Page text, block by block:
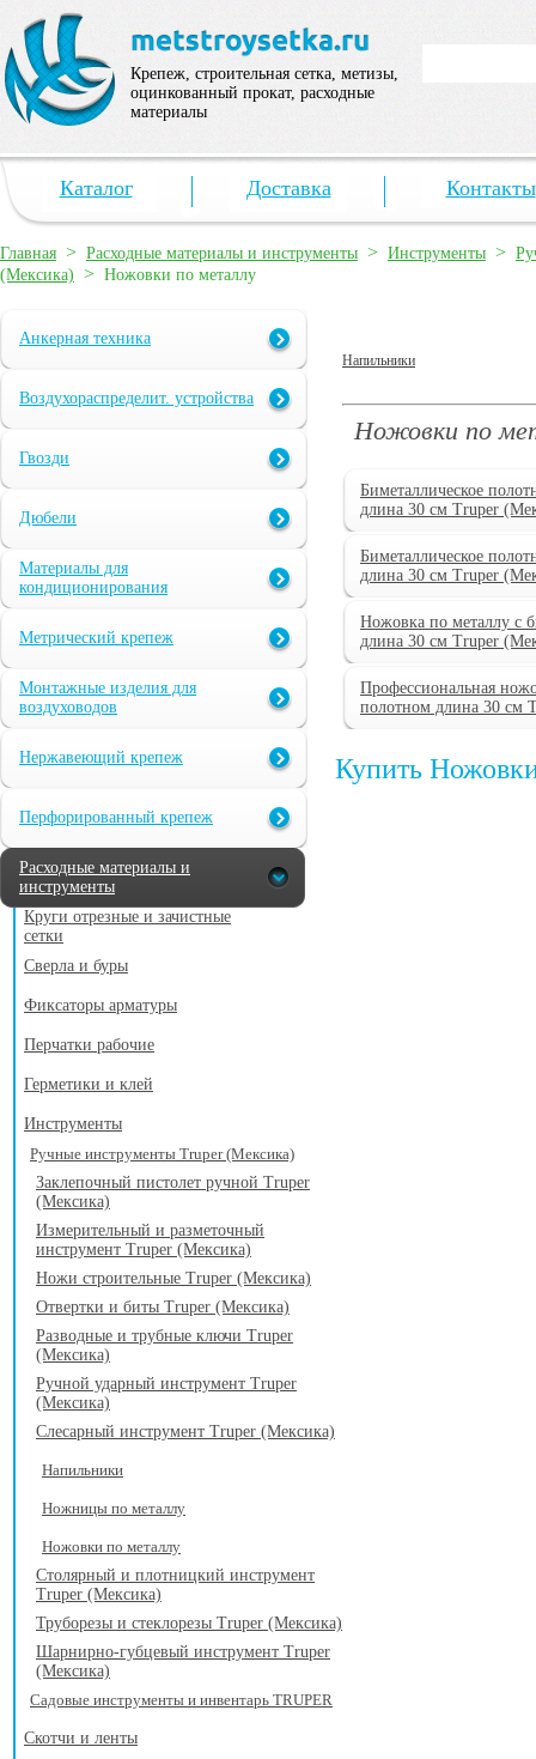
Крепеж, строительная сетка, метизы,
оцинкованный прокат, расходные
материалы
Каталог Доставка Контакты
Главная > Расходные материалы и инструменты > Инструменты >
(Мексика) > Ножовки по металлу
Анкерная техника
Воздухораспределит. устройства
Гвозди
Дюбели
Материалы для
кондиционирования
Метрический крепеж
Монтажные изделия для
воздуховодов
Нержавеющий крепеж
Перфорированный крепеж
Расходные материалы и
инструменты
Круги отрезные и зачистные
сетки
Сверла и буры
Фиксаторы арматуры
Перчатки рабочие
Герметики и клей
Инструменты
Ручные инструменты Truper (Мексика)
Заклепочный пистолет ручной Truper
(Мексика)
Измерительный и разметочный
инструмент Truper (Мексика)
Ножи строительные Truper (Мексика)
Отвертки и биты Truper (Мексика)
Разводные и трубные ключи Truper
(Мексика)
Ручной ударный инструмент Truper
(Мексика)
Слесарный инструмент Truper (Мексика)
Напильники
Ножницы по металлу
Ножовки по металлу
Столярный и плотницкий инструмент
Truper (Мексика)
Труборезы и стеклорезы Truper (Мексика)
Шарнирно-губцевый инструмент Truper
(Мексика)
Садовые инструменты и инвентарь TRUPER
Скотчи и ленты
Напильники
Ножовки по
Биметаллическое
длина 30 см Truper
Биметаллическое
длина 30 см Truper
Ножовка по металлу с
длина 30 см Truper
Профессиональная
полотном длина 30 см
Купить